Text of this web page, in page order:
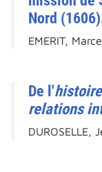
Nord
EMERIT,
De l'
relations
DUROSELLE,